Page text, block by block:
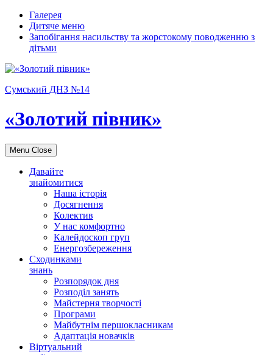
Галерея
Дитяче меню
Запобігання насильству та жорстокому поводженню з
дітьми
Сумський ДНЗ №14
«Золотий півник»
Menu Close
Давайте
знайомитися
Наша історія
Досягнення
Колектив
У нас комфортно
Калейдоскоп груп
Енергозбереження
Сходинками
знань
Розпорядок дня
Розподіл занять
Майстерня творчості
Програми
Майбутнім першокласникам
Адаптація новачків
Віртуальний